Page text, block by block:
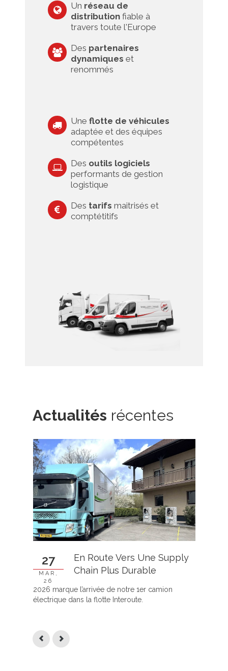
Un réseau de
distribution fiable à
travers toute l'Europe
Des partenaires
dynamiques et
renommés
Une flotte de véhicules
adaptée et des équipes
compétentes
Des outils logiciels
performants de gestion
logistique
Des tarifs maitrisés et
comptétitifs
Actualités récentes
27
MAR,
26
En Route Vers Une Supply
Chain Plus Durable
2026 marque l’arrivée de notre 1er camion
électrique dans la flotte Interoute.